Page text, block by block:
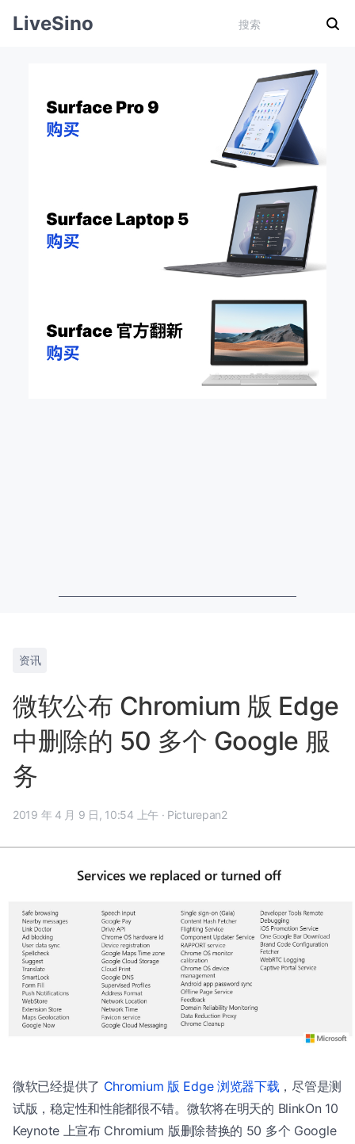
LiveSino
资讯
微软公布 Chromium 版 Edge
中删除的 50 多个 Google 服
务
2019 年 4 月 9 日, 10:54 上午 · Picturepan2
微软已经提供了 Chromium 版 Edge 浏览器下载，尽管是测
试版，稳定性和性能都很不错。微软将在明天的 BlinkOn 10
Keynote 上宣布 Chromium 版删除替换的 50 多个 Google